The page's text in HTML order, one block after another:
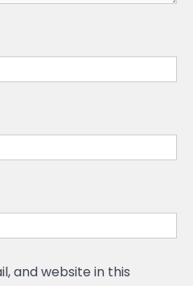
and website in this